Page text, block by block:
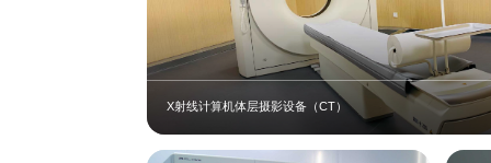
X射线计算机体层摄影设备（CT）